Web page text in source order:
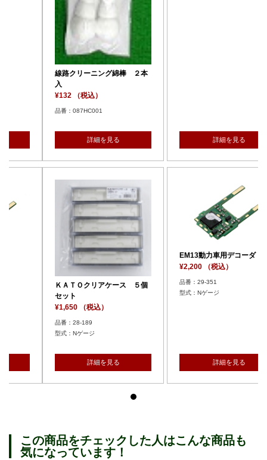
線路クリーニング綿棒 ２本
¥132 （税込）
品番：087HC001
ＫＡＴＯクリアケース ５個
¥1,650 （税込）
品番：28-189
型式：Nゲージ
EM13動力車用デコーダ
¥2,200 （税込）
品番：29-351
型式：Nゲージ
この商品をチェックした人はこんな商品も
気になっています！